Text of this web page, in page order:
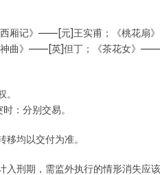
厢记》——[元]王实甫；《桃花扇
曲》——[英]但丁；《茶花女》——[
：分别交易。
移均以交付为准。
刑期，需监外执行的情形消失应该